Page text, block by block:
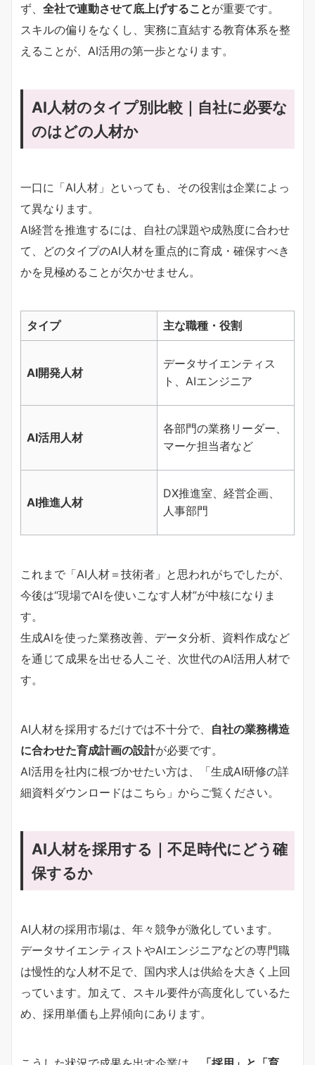
ず、 全社で連動させて底上げすることが重要です。
スキルの偏りをなくし、実務に直結する教育体系を整
えることが、AI活用の第一歩となります。
AI人材のタイプ別比較｜自社に必要な
のはどの人材か
一口に「AI人材」といっても、その役割は企業によっ
て異なります。
AI経営を推進するには、自社の課題や成熟度に合わせ
て、どのタイプのAI人材を重点的に育成・確保すべき
かを見極めることが欠かせません。
タイプ 主な職種・役割
AI開発人材
データサイエンティス
ト、AIエンジニア
AI活用人材
各部門の業務リーダー、
マーケ担当者など
AI推進人材
DX推進室、経営企画、
人事部門
これまで「AI人材＝技術者」と思われがちでしたが、
今後は“現場でAIを使いこなす人材”が中核になりま
す。
生成AIを使った業務改善、データ分析、資料作成など
を通じて成果を出せる人こそ、次世代のAI活用人材で
す。
AI人材を採用するだけでは不十分で、 自社の業務構造
に合わせた育成計画の設計が必要です。
AI活用を社内に根づかせたい方は、「生成AI研修の詳
細資料ダウンロードはこちら」からご覧ください。
AI人材を採用する｜不足時代にどう確
保するか
AI人材の採用市場は、年々競争が激化しています。
データサイエンティストやAIエンジニアなどの専門職
は慢性的な人材不足で、国内求人は供給を大きく上回
っています。加えて、スキル要件が高度化しているた
め、採用単価も上昇傾向にあります。